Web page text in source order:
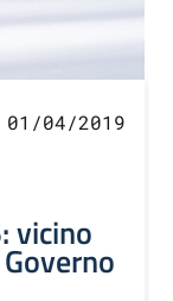
01/04/2019
vicino